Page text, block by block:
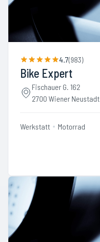
4.7(983)
Bike Expert
Fischauer G. 162
2700 Wiener Neustadt
Werkstatt Motorrad